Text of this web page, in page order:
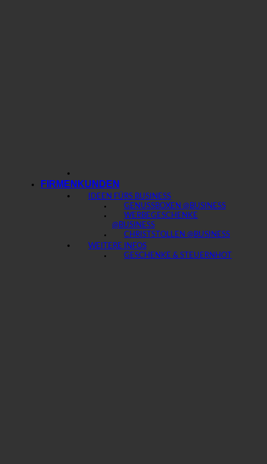
FIRMENKUNDEN
IDEEN FÜRS BUSINESS
GENUSSBOXEN @BUSINESS
WERBEGESCHENKE
@BUSINESS
CHRISTSTOLLEN @BUSINESS
WEITERE INFOS
GESCHENKE & STEUERN